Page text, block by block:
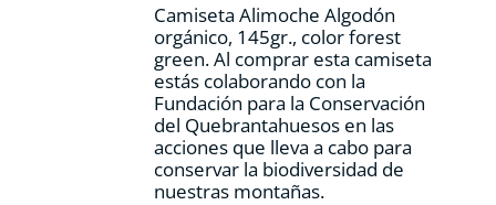
página
de
producto
Camiseta Alimoche Algodón
orgánico, 145gr., color forest
green. Al comprar esta camiseta
estás colaborando con la
Fundación para la Conservación
del Quebrantahuesos en las
acciones que lleva a cabo para
conservar la biodiversidad de
nuestras montañas.